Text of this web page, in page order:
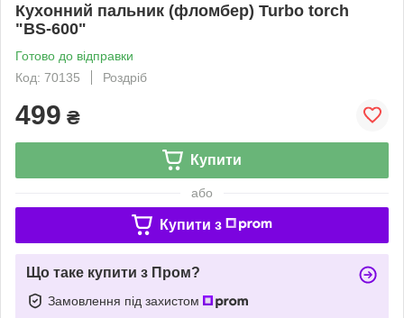
Кухонний пальник (фломбер) Turbo torch
"BS-600"
Готово до відправки
Код: 70135
Роздріб
499 ₴
Купити
або
Купити з
Що таке купити з Пром?
Замовлення під захистом